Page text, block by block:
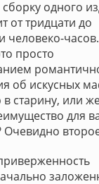
одного
от тридцати до
человеко-часов.
просто
об искусных
старину, или
для
Очевидно